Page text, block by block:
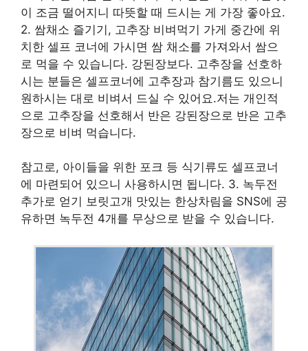
이 조금 떨어지니 따뜻할 때 드시는 게 가장 좋아요.
2. 쌈채소 즐기기, 고추장 비벼먹기 가게 중간에 위
치한 셀프 코너에 가시면 쌈 채소를 가져와서 쌈으
로 먹을 수 있습니다. 강된장보다. 고추장을 선호하
시는 분들은 셀프코너에 고추장과 참기름도 있으니
원하시는 대로 비벼서 드실 수 있어요.저는 개인적
으로 고추장을 선호해서 반은 강된장으로 반은 고추
장으로 비벼 먹습니다.
참고로, 아이들을 위한 포크 등 식기류도 셀프코너
에 마련되어 있으니 사용하시면 됩니다. 3. 녹두전
추가로 얻기 보릿고개 맛있는 한상차림을 SNS에 공
유하면 녹두전 4개를 무상으로 받을 수 있습니다.